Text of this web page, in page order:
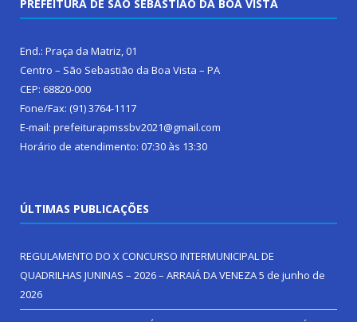
PREFEITURA DE SÃO SEBASTIÃO DA BOA VISTA
End.: Praça da Matriz, 01
Centro – São Sebastião da Boa Vista – PA
CEP: 68820-000
Fone/Fax: (91) 3764-1117
E-mail: prefeiturapmssbv2021@gmail.com
Horário de atendimento: 07:30 às 13:30
ÚLTIMAS PUBLICAÇÕES
REGULAMENTO DO X CONCURSO INTERMUNICIPAL DE
QUADRILHAS JUNINAS – 2026 – ARRAIÁ DA VENEZA5 de junho de
2026